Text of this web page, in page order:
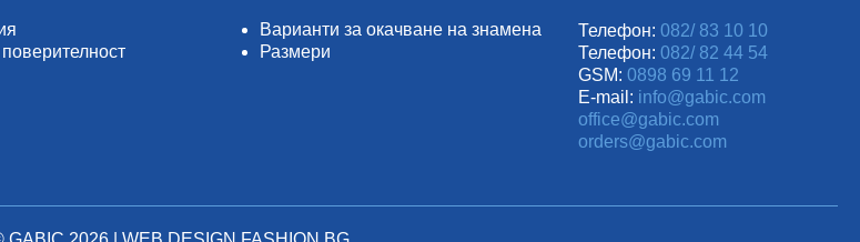
Варианти за окачване на знамена
Размери
Телефон: 082/ 83 10 10
Телефон: 082/ 82 44 54
GSM: 0898 69 11 12
E-mail: info@gabic.com
office@gabic.com
orders@gabic.com